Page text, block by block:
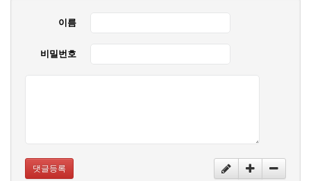
이름
비밀번호
댓글등록